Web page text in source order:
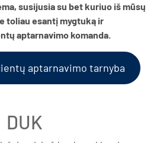
susijusia su bet kuriuo iš mūsų
toliau esantį mygtuką ir
aptarnavimo komanda.
aptarnavimo tarnyba
DUK